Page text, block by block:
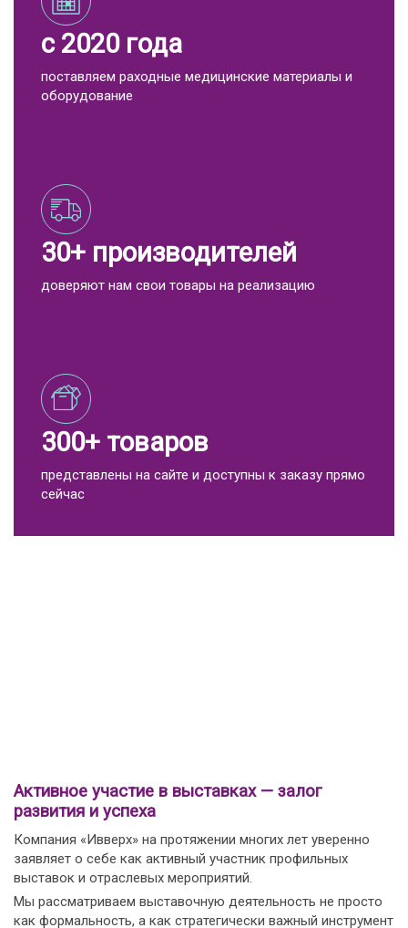
с 2020 года
поставляем раходные медицинские материалы и
оборудование
30+ производителей
доверяют нам свои товары на реализацию
300+ товаров
представлены на сайте и доступны к заказу прямо
сейчас
Активное участие в выставках — залог
развития и успеха
Компания «Ивверх» на протяжении многих лет уверенно
заявляет о себе как активный участник профильных
выставок и отраслевых мероприятий.
Мы рассматриваем выставочную деятельность не просто
как формальность, а как стратегически важный инструмент